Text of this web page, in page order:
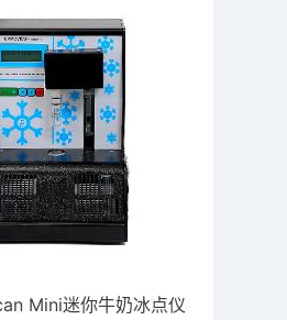
Mini迷你牛奶冰点仪